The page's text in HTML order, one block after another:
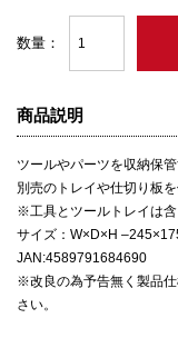
数量：
商品説明
ツールやパーツを収納保
別売のトレイや仕切り板
※工具とツールトレイは含
サイズ：W×D×H
JAN:4589791684690
※改良の為予告無く製品
さい。